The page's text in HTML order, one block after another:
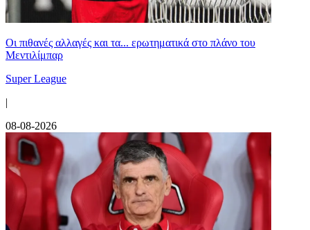
Οι πιθανές αλλαγές και τα... ερωτηματικά στο πλάνο του
Μεντιλίμπαρ
Super League
|
08-08-2026